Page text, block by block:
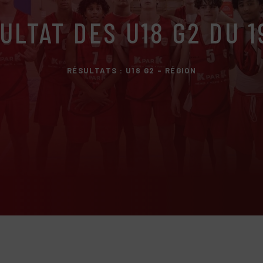
DES U18 G2 DU
RÉSULTATS : U18 G2 - RÉGION